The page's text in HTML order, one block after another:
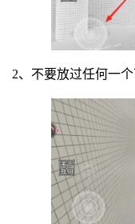
2、不要放过任何一